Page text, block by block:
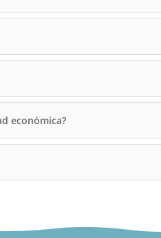
económica?